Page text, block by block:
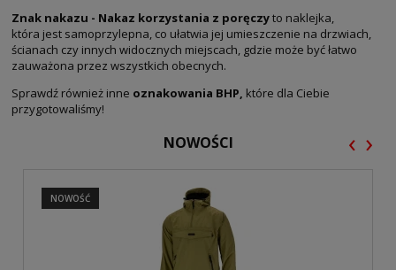
Znak nakazu - Nakaz korzystania z poręczyto naklejka,
która jest samoprzylepna, co ułatwia jej umieszczenie na drzwiach,
ścianach czy innych widocznych miejscach, gdzie może być łatwo
zauważona przez wszystkich obecnych.
Sprawdź również inne oznakowania BHP, które dla Ciebie
przygotowaliśmy!
NOWOŚCI
NOWOŚĆ
‹ ›